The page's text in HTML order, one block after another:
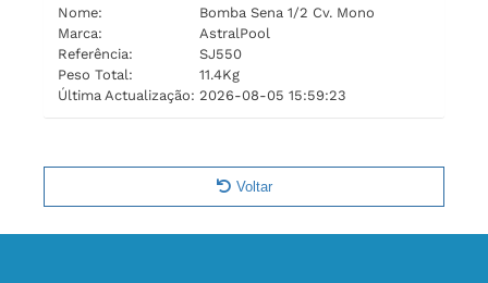
Nome:
Bomba Sena 1/2 Cv. Mono
Marca:
AstralPool
Referência:
SJ550
Peso Total:
11.4Kg
Última Actualização: 2026-08-05 15:59:23
Voltar